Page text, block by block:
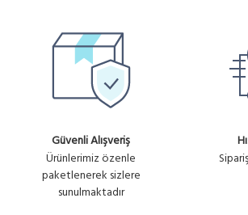
Güvenli Alışveriş
Ürünlerimiz özenle
paketlenerek sizlere
sunulmaktadır